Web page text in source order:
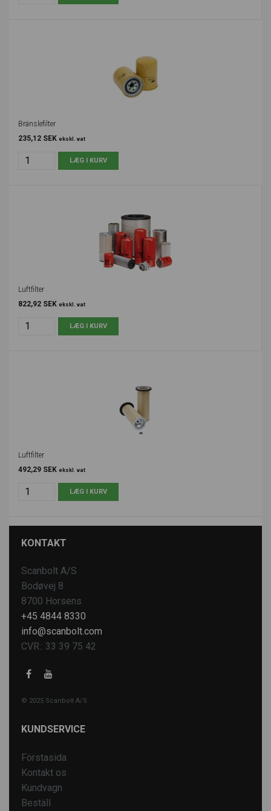
Bränslefilter
235,12 SEK ekskl. vat
Luftfilter
822,92 SEK ekskl. vat
Luftfilter
492,29 SEK ekskl. vat
KONTAKT
Scanbolt A/S
Bodøvej 8
8700 Horsens
+45 4844 8330
info@scanbolt.com
CVR.: 33 39 75 42
© 2025 Scanbolt A/S
KUNDSERVICE
Förstasida
Kontakt os
Kundvagn
Beställ